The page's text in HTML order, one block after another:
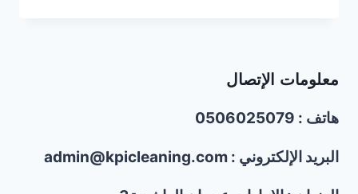
للتخلص
بق
في
معلومات الإتصال
هاتف : 0506025079
البريد الإلكتروني : admin@kpicleaning.com